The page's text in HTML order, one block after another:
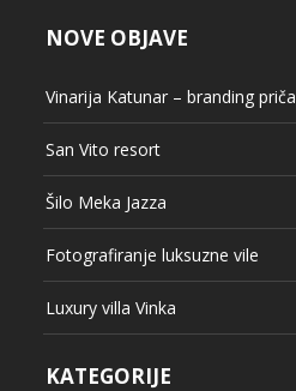
NOVE OBJAVE
Vinarija Katunar – branding priča
San Vito resort
Šilo Meka Jazza
Fotografiranje luksuzne vile
Luxury villa Vinka
KATEGORIJE